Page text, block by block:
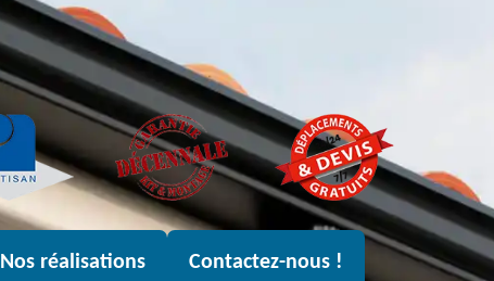
Nos réalisations Contactez-nous !